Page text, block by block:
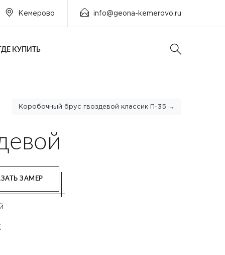
Кемерово info@geona-kemerovo.ru
КУПИТЬ
Коробочный брус гвоздевой классик П-35 →
ЗАМЕР